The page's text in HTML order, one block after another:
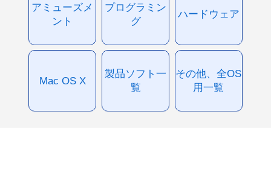
アミューズメ
ント
プログラミン
グ
ハードウェア
Mac OS X
製品ソフト一
覧
その他、全OS
用一覧